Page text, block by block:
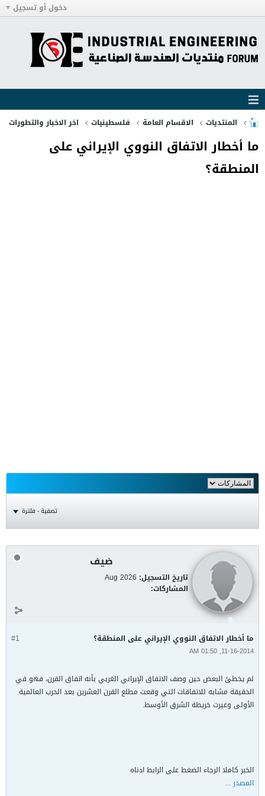
دخول أو تسجيل
المنتديات الاقسام العامة فلسطينيات اخر الاخبار والتطورات
ما أخطار الاتفاق النووي الإيراني على
المنطقة؟
تصفية - فلترة
ضيف
تاريخ التسجيل: Aug 2026
المشاركات:
#1 ما أخطار الاتفاق النووي الإيراني على المنطقة؟
11-16-2014, 01:50 AM
لم يخطئ البعض حين وصف الاتفاق الإيراني الغربي بأنه اتفاق القرن، فهو في
الحقيقة مشابه للاتفاقات التي وقعت مطلع القرن العشرين بعد الحرب العالمية
الأولى وغيرت خريطة الشرق الأوسط.
الخبر كاملا الرجاء الضغط على الرابط ادناه
المصدر ...